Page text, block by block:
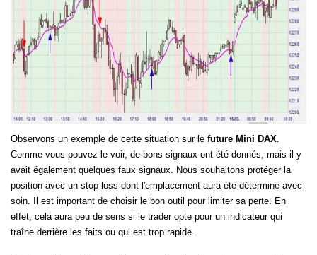
Observons un exemple de cette situation sur le future Mini DAX
Comme vous pouvez le voir, de bons signaux ont été donnés, mais il y
avait également quelques faux signaux. Nous souhaitons protéger la
position avec un stop-loss dont l'emplacement aura été déterminé avec
soin. Il est important de choisir le bon outil pour limiter sa perte. En
effet, cela aura peu de sens si le trader opte pour un indicateur qui
traîne derrière les faits ou qui est trop rapide.